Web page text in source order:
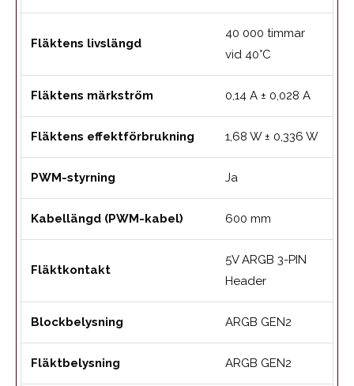
Fläktens livslängd
40 000 timmar
vid 40°C
Fläktens märkström 0,14 A ± 0,028 A
Fläktens effektförbrukning 1,68 W ± 0,336 W
PWM-styrning Ja
Kabellängd (PWM-kabel) 600 mm
Fläktkontakt
5V ARGB 3-PIN
Header
Blockbelysning ARGB GEN2
Fläktbelysning ARGB GEN2